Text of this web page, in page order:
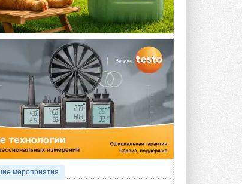
ветрогенераторов от аварий
Разработка учитывает влияние
мерзлоты, обледенения и снеговых ...
ВЧЕРА
Гибридный тепловой насос PV/T
с одним общим испарителем
Исследователи предложили
конструкцию двухисточникового ...
5 АВГУСТА 2026
21-й ежегодный форум
«ЦОД-2026»
Мероприятие пройдет 2-3 сентября в
отеле Radisson Slavyanskaya. Форум
посетит более двух тысяч участников ...
5 АВГУСТА 2026
мероприятия